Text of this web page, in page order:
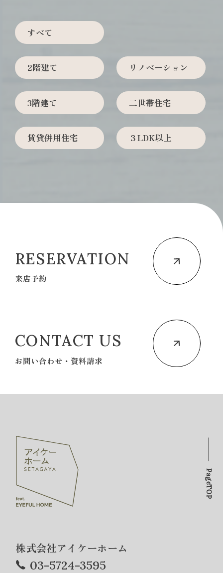
すべて
2階建て リノベーション
3階建て 二世帯住宅
賃貸併用住宅 ３LDK以上
RESERVATION
来店予約
CONTACT US
お問い合わせ・資料請求
株式会社アイケーホーム
03-5724-3595
PageTOP